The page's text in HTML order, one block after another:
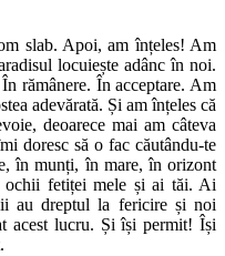
slab. Apoi, am înțeles! Am
locuiește adânc în noi.
rămânere. În acceptare. Am
adevărată. Și am înțeles că
deoarece mai am câteva
doresc să o fac căutându-te
în munți, în mare, în orizont
ochii fetiței mele și ai tăi. Ai
au dreptul la fericire și noi
acest lucru. Și își permit! Își